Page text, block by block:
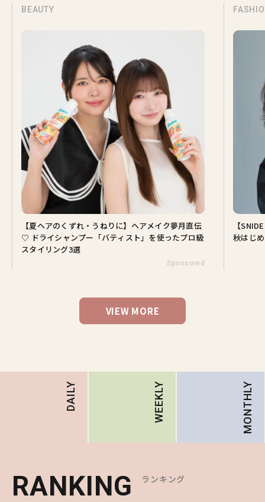
BEAUTY
【夏ヘアのくずれ・うねりに】ヘアメイク夢月直伝
♡ ドライシャンプー「バティスト」を使ったプロ級
スタイリング3選
Sponsored
【
秋はじ
VIEW MORE
DAILY WEEKLY MONTHLY
RANKING ランキング
RANKING ランキング
RANKING ランキング